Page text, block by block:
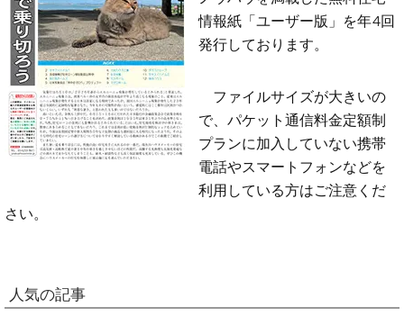
情報紙「ユーザー版」を年4回
発行しております。
ファイルサイズが大きいの
で、パケット通信料金定額制
プランに加入していない携帯
電話やスマートフォンなどを
利用している方はご注意くだ
さい。
人気の記事